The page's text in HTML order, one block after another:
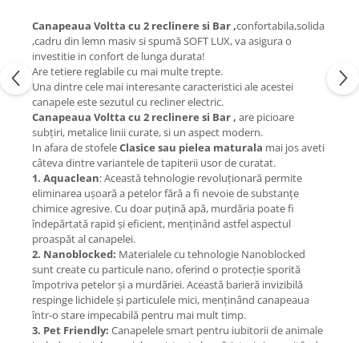
Canapeaua Voltta cu 2 reclinere si Bar ,confortabila,solida
,cadru din lemn masiv si spumă SOFT LUX, va asigura o
investitie in confort de lunga durata!
Are tetiere reglabile cu mai multe trepte.
Una dintre cele mai interesante caracteristici ale acestei
canapele este sezutul cu recliner electric.
Canapeaua Voltta cu 2 reclinere si Bar , are picioare
subțiri, metalice linii curate, si un aspect modern.
In afara de stofeleClasice sau pielea maturala mai jos aveti
câteva dintre variantele de tapiterii usor de curatat.
1. Aquaclean: Această tehnologie revoluționară permite
eliminarea ușoară a petelor fără a fi nevoie de substanțe
chimice agresive. Cu doar puțină apă, murdăria poate fi
îndepărtată rapid și eficient, menținând astfel aspectul
proaspăt al canapelei.
2. Nanoblocked: Materialele cu tehnologie Nanoblocked
sunt create cu particule nano, oferind o protecție sporită
împotriva petelor și a murdăriei. Această barieră invizibilă
respinge lichidele și particulele mici, menținând canapeaua
într-o stare impecabilă pentru mai mult timp.
3. Pet Friendly: Canapelele smart pentru iubitorii de animale